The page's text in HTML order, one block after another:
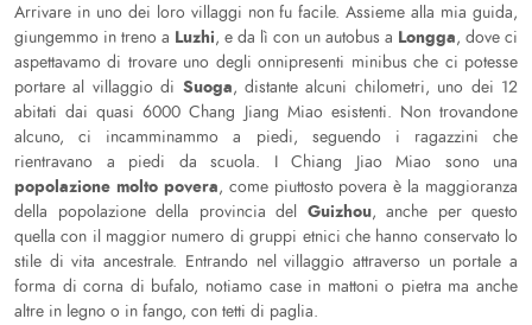
Arrivare in uno dei loro villaggi non fu facile. Assieme alla mia guida,
giungemmo in treno a Luzhi, e da lì con un autobus a Longga, dove ci
aspettavamo di trovare uno degli onnipresenti minibus che ci potesse
portare al villaggio di Suoga, distante alcuni chilometri, uno dei 12
abitati dai quasi 6000 Chang Jiang Miao esistenti. Non trovandone
alcuno, ci incamminammo a piedi, seguendo i ragazzini che
rientravano a piedi da scuola. I Chiang Jiao Miao sono una
popolazione molto povera, come piuttosto povera è la maggioranza
della popolazione della provincia del Guizhou, anche per questo
quella con il maggior numero di gruppi etnici che hanno conservato lo
stile di vita ancestrale. Entrando nel villaggio attraverso un portale a
forma di corna di bufalo, notiamo case in mattoni o pietra ma anche
altre in legno o in fango, con tetti di paglia.